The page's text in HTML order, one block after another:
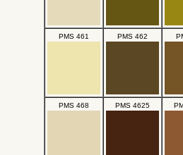
PMS 461 PMS 462
PMS 468 PMS 4625